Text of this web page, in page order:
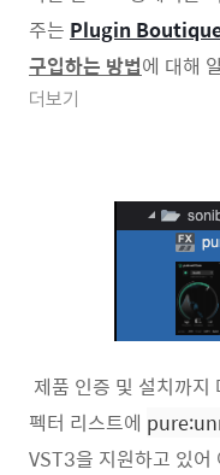
주는 Plugin
구입하는 방법에 대해
더보기
제품 인증 및 설치까지
펙터 리스트에
VST3을 지원하고 있어